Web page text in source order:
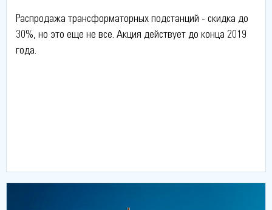
Распродажа трансформаторных подстанций - скидка до
30%, но это еще не все. Акция действует до конца 2019
года.